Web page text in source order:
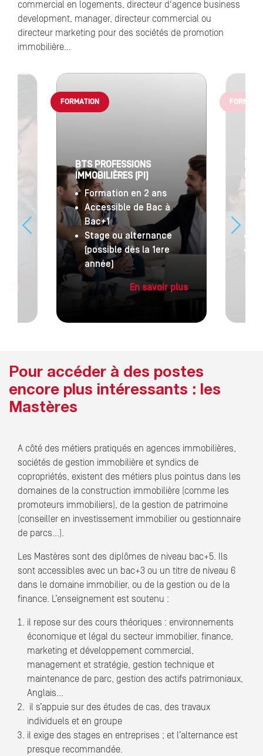
commercial en logements, directeur d'agence business
development, manager, directeur commercial ou
directeur marketing pour des sociétés de promotion
immobilière…
BTS PROFESSIONS
IMMOBILIÈRES (PI)
Formation en 2 ans
Accessible de Bac à
Bac+1
Stage ou alternance
(possible dès la 1ere
année)
En savoir plus
FORMATION
Pour accéder à des postes
encore plus intéressants : les
Mastères
A côté des métiers pratiqués en agences immobilières,
sociétés de gestion immobilière et syndics de
copropriétés, existent des métiers plus pointus dans les
domaines de la construction immobilière (comme les
promoteurs immobiliers), de la gestion de patrimoine
(conseiller en investissement immobilier ou gestionnaire
de parcs…).
Les Mastères sont des diplômes de niveau bac+5. Ils
sont accessibles avec un bac+3 ou un titre de niveau 6
dans le domaine immobilier, ou de la gestion ou de la
finance. L’enseignement est soutenu :
il repose sur des cours théoriques : environnements
économique et légal du secteur immobilier, finance,
marketing et développement commercial,
management et stratégie, gestion technique et
maintenance de parc, gestion des actifs patrimoniaux,
Anglais…
il s’appuie sur des études de cas, des travaux
individuels et en groupe
il exige des stages en entreprises ; et l’alternance est
presque recommandée.